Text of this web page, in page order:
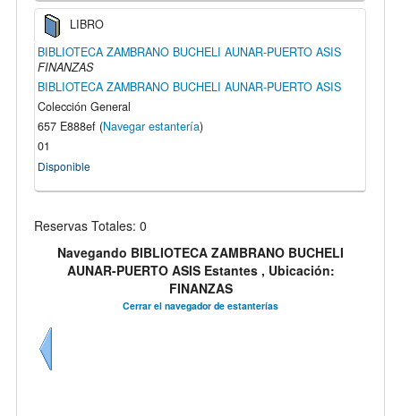
LIBRO
BIBLIOTECA ZAMBRANO BUCHELI AUNAR-PUERTO ASIS
FINANZAS
BIBLIOTECA ZAMBRANO BUCHELI AUNAR-PUERTO ASIS
Colección General
657 E888ef (Navegar estantería)
01
Disponible
Reservas Totales: 0
Navegando BIBLIOTECA ZAMBRANO BUCHELI
AUNAR-PUERTO ASIS Estantes , Ubicación:
FINANZAS
Cerrar el navegador de estanterías